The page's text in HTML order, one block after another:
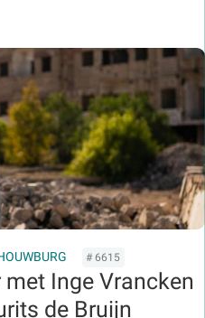
# 6615
Inge Vrancken
de Bruijn